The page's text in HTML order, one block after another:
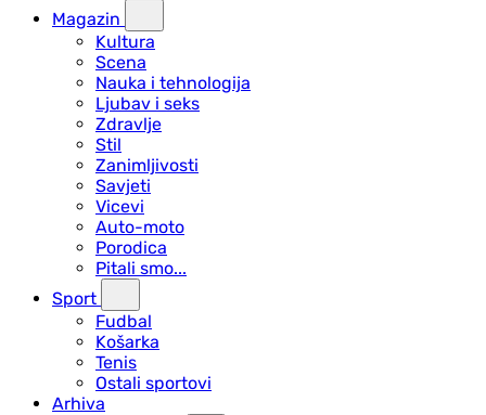
Magazin
Kultura
Scena
Nauka i tehnologija
Ljubav i seks
Zdravlje
Stil
Zanimljivosti
Savjeti
Vicevi
Auto-moto
Porodica
Pitali smo...
Sport
Fudbal
Košarka
Tenis
Ostali sportovi
Arhiva